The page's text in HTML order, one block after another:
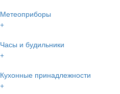
Метеоприборы
+
Часы и будильники
+
Кухонные принадлежности
+